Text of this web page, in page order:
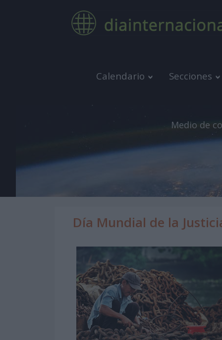
Calendario Secciones
Medio de
Día Mundial de la